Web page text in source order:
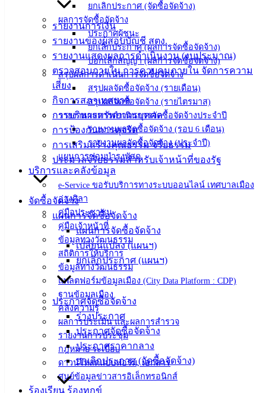
ยกเลิกประกาศ (จัดซื้อจัดจ้าง)
ผลการจัดซื้อจัดจ้าง
ประกาศผู้ชนะ
ยกเลิกประกาศ (ผลการจัดซื้อจัดจ้าง)
บอกเลิกสัญญา (ผลการจัดซื้อจัดจ้าง)
สรุปผลการดำเนินการจัดซื้อจัดจ้าง
สรุปผลจัดซื้อจัดจ้าง (รายเดือน)
สรุปผลจัดซื้อจัดจ้าง (รายไตรมาส)
รายงานผลการดำเนินการจัดซื้อจัดจ้างประจำปี
รายงานผลจัดซื้อจัดจ้าง (รอบ 6 เดือน)
รายงานผลจัดซื้อจัดจ้าง (ประจำปี)
แผนการซ่อมบำรุงพัสดุ
บริการและคลังข้อมูล
e-Service ขอรับบริการทางระบบออนไลน์ เทศบาลเมือง
อ่างศิลา
คู่มือประชาชน
คู่มือเจ้าหน้าที่
ข้อมูลทางวัฒนธรรม
สถิติการให้บริการ
ข้อมูลทางวัฒนธรรม
แพลตฟอร์มข้อมูลเมือง (City Data Platform : CDP)
ฐานข้อมูลเมือง
คลังความรู้
ผลการประเมิน และผลการสำรวจ
รายงานการประชุม
กฎหมาย ระเบียบ
ดาวน์โหลดแบบฟอร์ม, เอกสาร
ศูนย์ข้อมูลข่าวสารอิเล็กทรอนิกส์
ร้องเรียน ร้องทุกข์
รายงานการเงิน
รายงานของผู้สอบบัญชี สตง.
รายงานแสดงผลการดำเนินงาน (งบประมาณ)
ตรวจสอบภายใน การควบคุมภายใน จัดการความ
เสี่ยง
กิจการสภาเทศบาล
การบริหารทรัพยากรบุคคล
การป้องกันการทุจริต
การเสริมสร้างคุณธรรม จริยธรรม
ประมวลจริยธรรมสำหรับเจ้าหน้าที่ของรัฐ
จัดซื้อจัดจ้าง
แผนการจัดซื้อจัดจ้าง
แผนการจัดซื้อจัดจ้าง
เปลี่ยนแปลง (แผนฯ)
ยกเลิกประกาศ (แผนฯ)
ประกาศจัดซื้อจัดจ้าง
ร่างประกาศ
ประกาศจัดซื้อจัดจ้าง
ประกาศราคากลาง
ยกเลิกประกาศ (จัดซื้อจัดจ้าง)
คู่มือการ
ปฏิบัติ
งาน
ข่าวสาร
น่ารู้
ข้อมูล
ข่าวสาร
อิเล็กทรอนิกส์
องค์
ความรู้
(Knowledge
Management)
ติดต่อ
เทศบาล
สายตรง
นายก
ประวัติ
เทศบาล
ผู้บริหาร
และ
หัวหน้า
ราชการ